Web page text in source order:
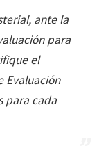
ante la
para
el
Evaluación
para cada